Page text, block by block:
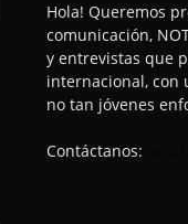
Hola! Queremos
comunicación,
y entrevistas que
internacional, con
no tan jóvenes
Contáctanos: